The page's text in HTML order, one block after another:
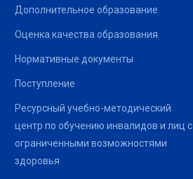
Дополнительное образование
Оценка качества образования
Нормативные документы
Поступление
Ресурсный учебно-методический
центр по обучению инвалидов и лиц с
ограниченными возможностями
здоровья